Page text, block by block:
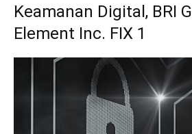
Keamanan Digital, BRI
Element Inc. FIX 1